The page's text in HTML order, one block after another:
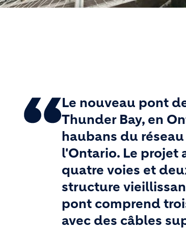
Le nouveau pont
Thunder Bay, en
haubans du
l'Ontario. Le projet
quatre voies et
structure
pont comprend
avec des câbles